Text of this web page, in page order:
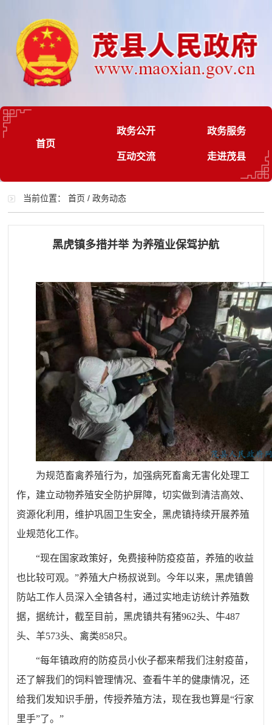
首页
政务公开 政务服务
互动交流 走进茂县
当前位置：首页 /政务动态
黑虎镇多措并举 为养殖业保驾护航
为规范畜禽养殖行为，加强病死畜禽无害化处理工
作，建立动物养殖安全防护屏障，切实做到清洁高效、
资源化利用，维护巩固卫生安全，黑虎镇持续开展养殖
业规范化工作。
“现在国家政策好，免费接种防疫疫苗，养殖的收益
也比较可观。”养殖大户杨叔说到。今年以来，黑虎镇兽
防站工作人员深入全镇各村，通过实地走访统计养殖数
据，据统计，截至目前，黑虎镇共有猪962头、牛487
头、羊573头、禽类858只。
“每年镇政府的防疫员小伙子都来帮我们注射疫苗，
还了解我们的饲料管理情况、查看牛羊的健康情况，还
给我们发知识手册，传授养殖方法，现在我也算是“行家
里手”了。”